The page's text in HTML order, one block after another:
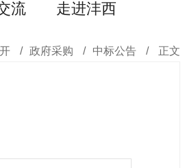
流 走进沣西
/ 政府采购 / 中标公告 / 正文